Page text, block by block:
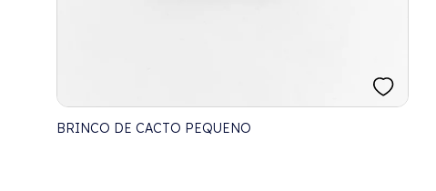
BRINCO DE CACTO PEQUENO